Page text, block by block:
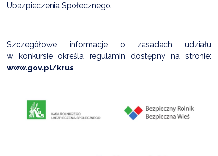
Ubezpieczenia Społecznego.
Szczegółowe informacje o zasadach udziału
w konkursie określa regulamin dostępny na stronie:
www.gov.pl/krus